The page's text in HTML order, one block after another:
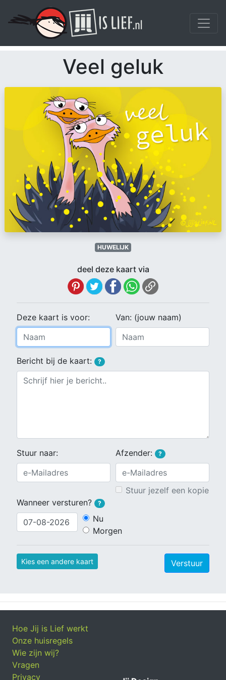
Veel geluk
HUWELIJK
deel deze kaart via
Deze kaart is voor: Van: (jouw naam)
Bericht bij de kaart: ?
Stuur naar: Afzender: ?
Stuur jezelf een kopie
Wanneer versturen?
?
Nu
Morgen
Kies een andere kaart Verstuur
Hoe Jij is Lief werkt
Onze huisregels
Wie zijn wij?
Vragen
Privacy